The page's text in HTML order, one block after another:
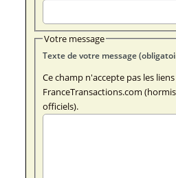
Votre message
Texte de votre message
Ce champ n'accepte pas les
FranceTransactions.com
officiels).